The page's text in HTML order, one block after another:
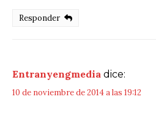
Responder
Entranyengmedia dice:
10 de noviembre de 2014 a las 19:12